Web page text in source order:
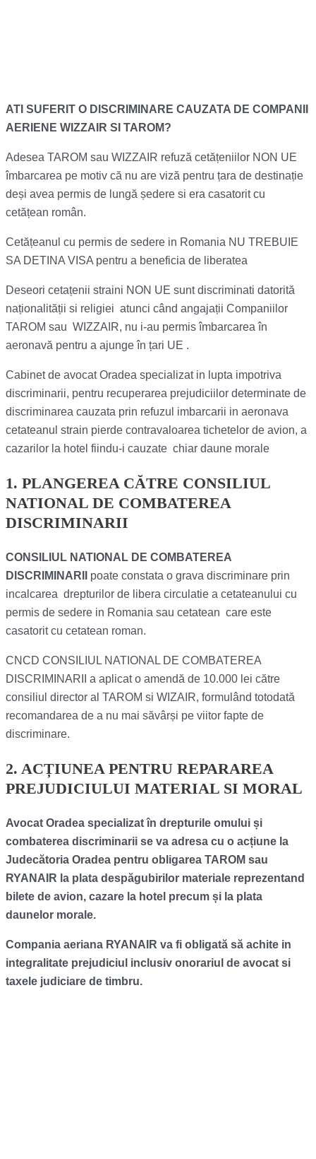
ATI SUFERIT O DISCRIMINARE CAUZATA DE COMPANII
AERIENE WIZZAIR SI TAROM?
Adesea TAROM sau WIZZAIR refuză cetățeniilor NON UE
îmbarcarea pe motiv că nu are viză pentru țara de destinație
deși avea permis de lungă ședere si era casatorit cu
cetățean român.
Cetățeanul cu permis de sedere in Romania NU TREBUIE
SA DETINA VISA pentru a beneficia de liberatea
Deseori cetațenii straini NON UE sunt discriminati datorită
naționalității si religiei atunci când angajații Companiilor
TAROM sau WIZZAIR, nu i-au permis îmbarcarea în
aeronavă pentru a ajunge în țari UE .
Cabinet de avocat Oradea specializat in lupta impotriva
discriminarii, pentru recuperarea prejudiciilor determinate de
discriminarea cauzata prin refuzul imbarcarii in aeronava
cetateanul strain pierde contravaloarea tichetelor de avion, a
cazarilor la hotel fiindu-i cauzate chiar daune morale
1. PLANGEREA CĂTRE CONSILIUL
NATIONAL DE COMBATEREA
DISCRIMINARII
CONSILIUL NATIONAL DE COMBATEREA
DISCRIMINARII poate constata o grava discriminare prin
incalcarea drepturilor de libera circulatie a cetateanului cu
permis de sedere in Romania sau cetatean care este
casatorit cu cetatean roman.
CNCD CONSILIUL NATIONAL DE COMBATEREA
DISCRIMINARII a aplicat o amendă de 10.000 lei către
consiliul director al TAROM si WIZAIR, formulând totodată
recomandarea de a nu mai săvârși pe viitor fapte de
discriminare.
2. ACȚIUNEA PENTRU REPARAREA
PREJUDICIULUI MATERIAL SI MORAL
Avocat Oradea specializat în drepturile omului și
combaterea discriminarii se va adresa cu o acțiune la
Judecătoria Oradea pentru obligarea TAROM sau
RYANAIR la plata despăgubirilor materiale reprezentand
bilete de avion, cazare la hotel precum și la plata
daunelor morale.
Compania aeriana RYANAIR va fi obligată să achite in
integralitate prejudiciul inclusiv onorariul de avocat si
taxele judiciare de timbru.